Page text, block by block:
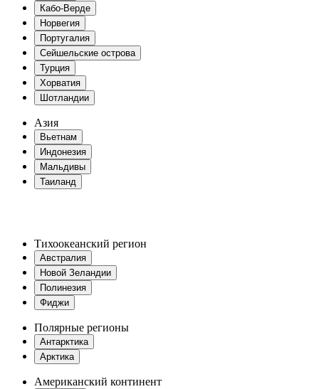
Кабо-Верде
Норвегия
Португалия
Сейшельские острова
Турция
Хорватия
Шотландии
Азия
Вьетнам
Индонезия
Мальдивы
Таиланд
Тихоокеанский регион
Австралия
Новой Зеландии
Полинезия
Фиджи
Полярные регионы
Антарктика
Арктика
Американский континент